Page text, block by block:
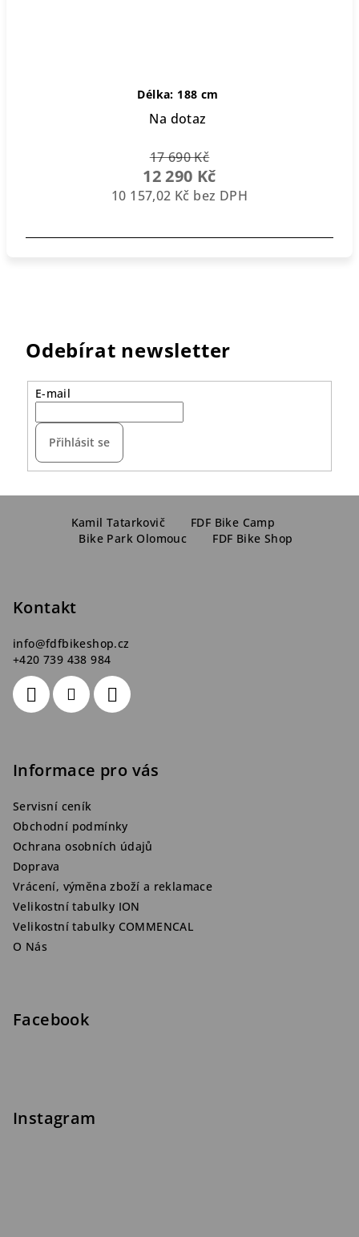
Délka: 188 cm
Na dotaz
17 690 Kč
12 290 Kč
10 157,02 Kč bez DPH
Odebírat newsletter
E-mail
Přihlásit se
Kamil Tatarkovič
FDF Bike Camp
Bike Park Olomouc
FDF Bike Shop
Kontakt
info@fdfbikeshop.cz
+420 739 438 984
Informace pro vás
Servisní ceník
Obchodní podmínky
Ochrana osobních údajů
Doprava
Vrácení, výměna zboží a reklamace
Velikostní tabulky ION
Velikostní tabulky COMMENCAL
O Nás
Facebook
Instagram